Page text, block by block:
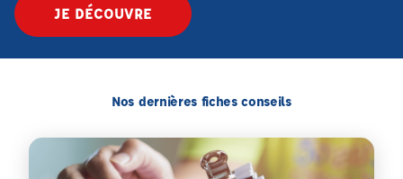
JE DÉCOUVRE
Nos dernières fiches conseils